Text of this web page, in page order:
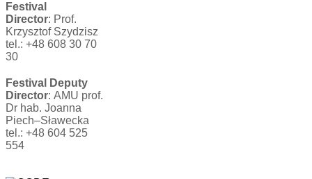
Festival
Director: Prof.
Krzysztof Szydzisz
tel.: +48 608 30 70
30
Festival Deputy
Director: AMU prof.
Dr hab. Joanna
Piech–Sławecka
tel.: +48 604 525
554